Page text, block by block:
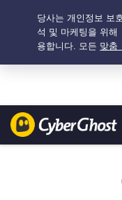
추천 옵션: 최저가